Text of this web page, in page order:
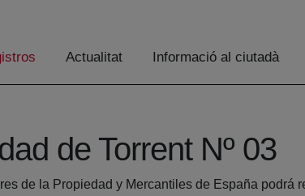
Actualitat Informació al ciutadà
de Torrent Nº 03
de la Propiedad y Mercantiles de España podrá